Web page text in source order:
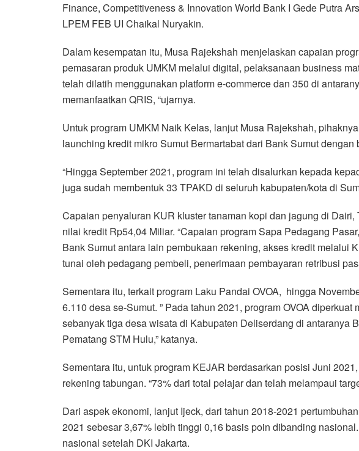
Finance, Competitiveness & Innovation World Bank I Gede Putra
LPEM FEB UI Chaikal Nuryakin.
Dalam kesempatan itu, Musa Rajekshah menjelaskan capaian
pemasaran produk UMKM melalui digital, pelaksanaan business
telah dilatih menggunakan platform e-commerce dan 350 di
memanfaatkan QRIS, “ujarnya.
Untuk program UMKM Naik Kelas, lanjut Musa Rajekshah,
launching kredit mikro Sumut Bermartabat dari Bank Sumut
“Hingga September 2021, program ini telah disalurkan kepada
juga sudah membentuk 33 TPAKD di seluruh kabupaten/kota di
Capaian penyaluran KUR kluster tanaman kopi dan jagung di
nilai kredit Rp54,04 Miliar. “Capaian program Sapa Pedagang
Bank Sumut antara lain pembukaan rekening, akses kredit melalui
tunai oleh pedagang pembeli, penerimaan pembayaran retribusi
Sementara itu, terkait program Laku Pandai OVOA, hingga
6.110 desa se-Sumut. ” Pada tahun 2021, program OVOA
sebanyak tiga desa wisata di Kabupaten Deliserdang di antaranya
Pematang STM Hulu,” katanya.
Sementara itu, untuk program KEJAR berdasarkan posisi Juni
rekening tabungan. “73% dari total pelajar dan telah melampaui
Dari aspek ekonomi, lanjut Ijeck, dari tahun 2018-2021
2021 sebesar 3,67% lebih tinggi 0,16 basis poin dibanding
nasional setelah DKI Jakarta.